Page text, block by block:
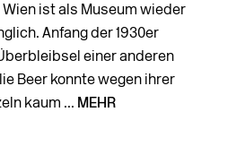
Wien ist als Museum wieder
Anfang der 1930er
einer anderen
Beer konnte wegen ihrer
kaum ... MEHR